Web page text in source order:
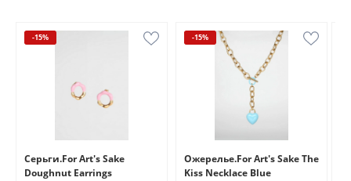
-15%
Серьги.For Art's Sake
Doughnut Earrings
-15%
Ожерелье.For Art's Sake The
Kiss Necklace Blue